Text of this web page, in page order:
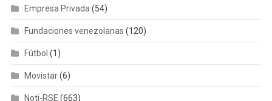
Empresa Privada (54)
Fundaciones venezolanas (120)
Fútbol (1)
Movistar(6)
Noti-RSE (663)